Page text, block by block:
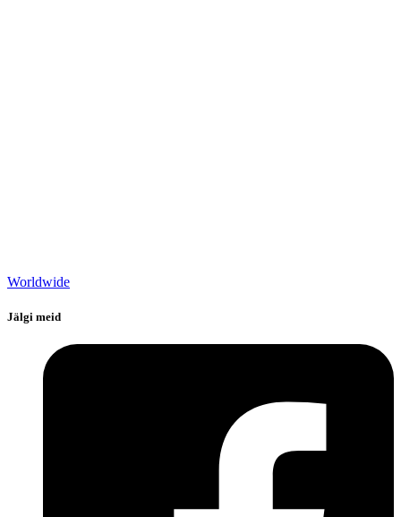
Worldwide
Jälgi meid